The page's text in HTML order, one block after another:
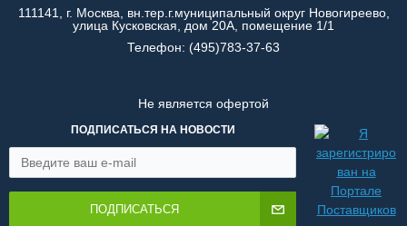
111141, г. Москва, вн.тер.г.муниципальный округ Новогиреево,
улица Кусковская, дом 20А, помещение 1/1
Телефон: (495)783-37-63
Не является офертой
ПОДПИСАТЬСЯ НА НОВОСТИ
ПОДПИСАТЬСЯ